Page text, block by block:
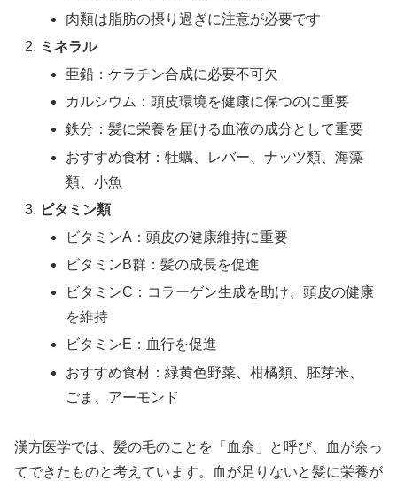
肉類は脂肪の摂り過ぎに注意が必要です
ミネラル
亜鉛：ケラチン合成に必要不可欠
カルシウム：頭皮環境を健康に保つのに重要
鉄分：髪に栄養を届ける血液の成分として重要
おすすめ食材：牡蠣、レバー、ナッツ類、海藻
類、小魚
ビタミン類
ビタミンA：頭皮の健康維持に重要
ビタミンB群：髪の成長を促進
ビタミンC：コラーゲン生成を助け、頭皮の健康
を維持
ビタミンE：血行を促進
おすすめ食材：緑黄色野菜、柑橘類、胚芽米、
ごま、アーモンド
漢方医学では、髪の毛のことを「血余」と呼び、血が余っ
てできたものと考えています。血が足りないと髪に栄養が